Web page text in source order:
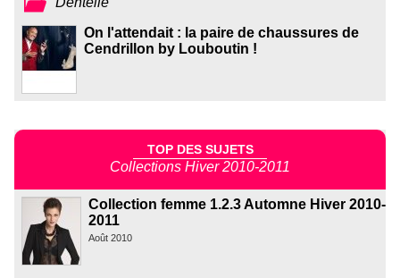
On l'attendait : la paire de chaussures de
Cendrillon by Louboutin !
TOP DES SUJETS
Collections Hiver 2010-2011
Collection femme 1.2.3 Automne Hiver 2010-
2011
Août 2010